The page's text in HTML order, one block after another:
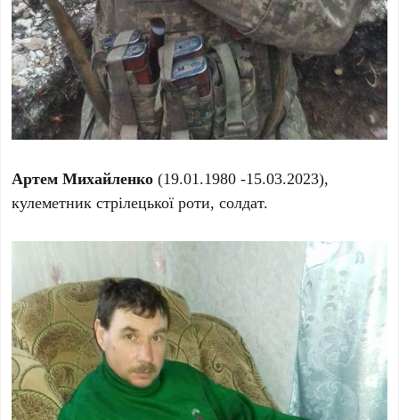
Артем Михайленко (19.01.1980 -15.03.2023),
кулеметник стрілецької роти, солдат.